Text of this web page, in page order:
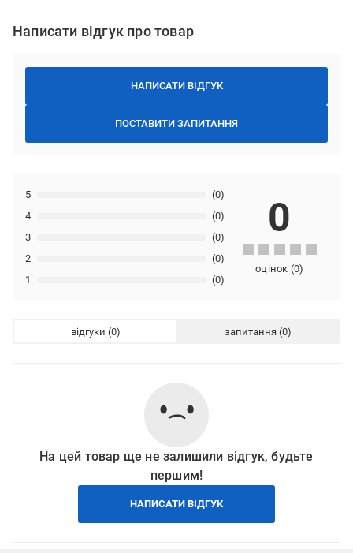
Написати відгук про товар
НАПИСАТИ ВІДГУК
ПОСТАВИТИ ЗАПИТАННЯ
1 (0)
2 (0)
3 (0)
4 (0)
5 (0)
0
оцінок (0)
відгуки запитання
На цей товар ще не залишили відгук, будьте
першим!
НАПИСАТИ ВІДГУК